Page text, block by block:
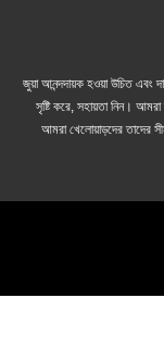
জুয়া আনন্দদায়ক হওয়া উচিত এবং
সৃষ্টি করে, সহায়তা নিন। আমরা
আমরা খেলোয়াড়দের তাদের